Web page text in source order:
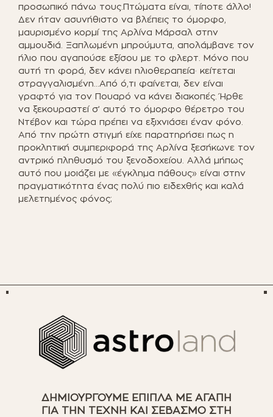
προσωπικό πάνω τους.Πτώματα είναι, τίποτε άλλο!
Δεν ήταν ασυνήθιστο να βλέπεις το όμορφο,
μαυρισμένο κορμί της Αρλίνα Μάρσαλ στην
αμμουδιά. Ξαπλωμένη μπρούμυτα, απολάμβανε τον
ήλιο που αγαπούσε εξίσου με το φλερτ. Μόνο που
αυτή τη φορά, δεν κάνει ηλιοθεραπεία· κείτεται
στραγγαλισμένη…Από ό,τι φαίνεται, δεν είναι
γραφτό για τον Πουαρό να κάνει διακοπές. Ήρθε
να ξεκουραστεί σ’ αυτό το όμορφο θέρετρο του
Ντέβον και τώρα πρέπει να εξιχνιάσει έναν φόνο.
Από την πρώτη στιγμή είχε παρατηρήσει πως η
προκλητική συμπεριφορά της Αρλίνα ξεσήκωνε τον
αντρικό πληθυσμό του ξενοδοχείου. Αλλά μήπως
αυτό που μοιάζει με «έγκλημα πάθους» είναι στην
πραγματικότητα ένας πολύ πιο ειδεχθής και καλά
μελετημένος φόνος;
ΔΗΜΙΟΥΡΓΟΥΜΕ ΕΠΙΠΛΑ ΜΕ ΑΓΑΠΗ
ΓΙΑ ΤΗΝ ΤΕΧΝΗ ΚΑΙ ΣΕΒΑΣΜΟ ΣΤΗ